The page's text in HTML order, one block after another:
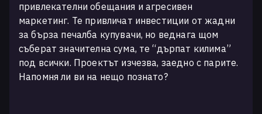
привлекателни обещания и агресивен
маркетинг. Те привличат инвестиции от жадни
за бърза печалба купувачи, но веднага щом
съберат значителна сума, те “дърпат килима”
под всички. Проектът изчезва, заедно с парите.
Напомня ли ви на нещо познато?